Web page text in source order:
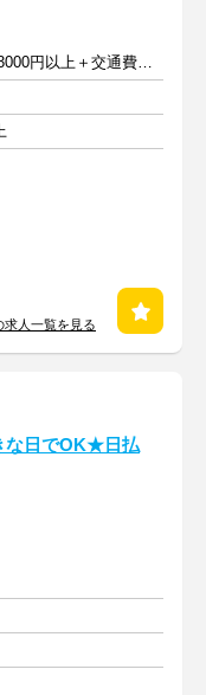
サービス60分：1140～3000円以上＋交通費全額支給
人一覧を見る
な日でOK★日払